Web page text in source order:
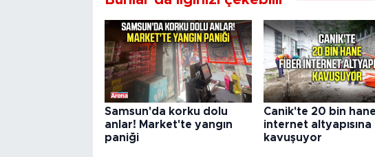
Samsun'da korku dolu
anlar! Market'te yangın
paniği
Canik'te 20 bin
internet altyapısına
kavuşuyor